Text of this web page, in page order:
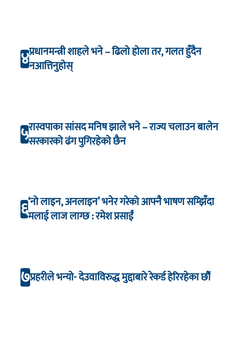
४प्रधानमन्त्री शाहले भने – ढिलो होला तर, गलत हुँदैन
नआत्तिनुहोस्
५रास्वपाका सांसद मनिष झाले भने – राज्य चलाउन बालेन
सरकारको ढंग पुगिरहेको छैन
६‘नो लाइन, अनलाइन’ भनेर गरेको आफ्नै भाषण सम्झिँदा
मलाई लाज लाग्छ : रमेश प्रसाईं
७प्रहरीले भन्यो- देउवाविरुद्ध मुद्दाबारे रेकर्ड हेरिरहेका छौँ